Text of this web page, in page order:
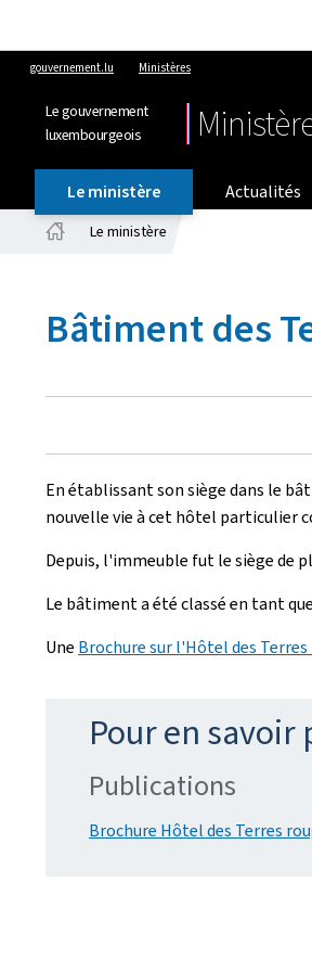
gouvernement.lu Ministères
Le gouvernement
luxembourgeois
Le ministère Actualités
Le ministère
Bâtiment des
En établissant son siège dans le
nouvelle vie à cet hôtel particulier
Depuis, l'immeuble fut le siège de
Le bâtiment a été classé en tant
Une Brochure sur l'Hôtel des Terres
Pour en savoir
Publications
Brochure Hôtel des Terres